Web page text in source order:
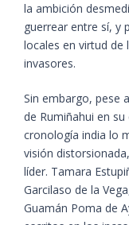
la ambición
guerrear entre sí, y
locales en virtud
invasores.
Sin embargo, pese
de Rumiñahui en
cronología india lo
visión
líder. Tamara
Garcilaso de la
Guamán Poma de